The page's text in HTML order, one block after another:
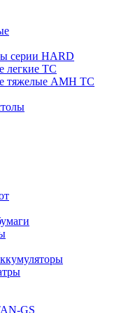
серии HARD
легкие ТС
тяжелые AMH TC
GS